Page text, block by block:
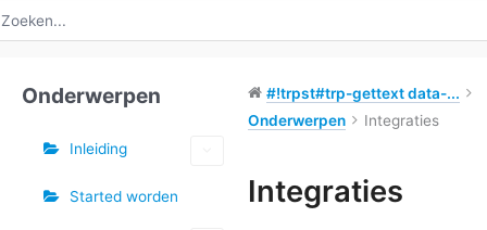
Onderwerpen
Inleiding
Started worden
#!trpst#trp-gettext data-...
Onderwerpen
Integraties
Integraties